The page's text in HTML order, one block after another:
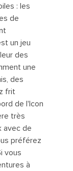
: les
de
un jeu
des
une
des
frit
de l'Icon
très
avec de
préférez
vous
à